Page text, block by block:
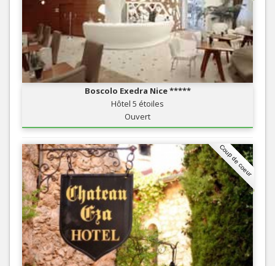
Boscolo Exedra Nice *****
Hôtel 5 étoiles
Ouvert
Coup de coeur